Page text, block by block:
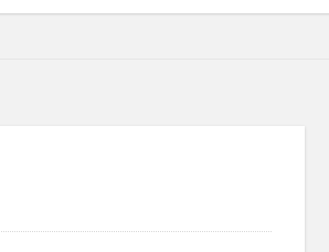
ソコンの選び方（３）・・・知
ソコンの選び方（１）・・・
ソコンの選び方（２）・・・快プログラミングを
パソコンのセキュ
Visual Studio
タッチタイピング